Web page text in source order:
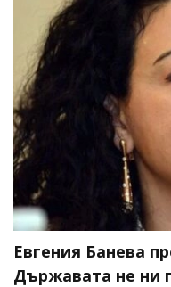
Евгения Банева
Държавата не ни